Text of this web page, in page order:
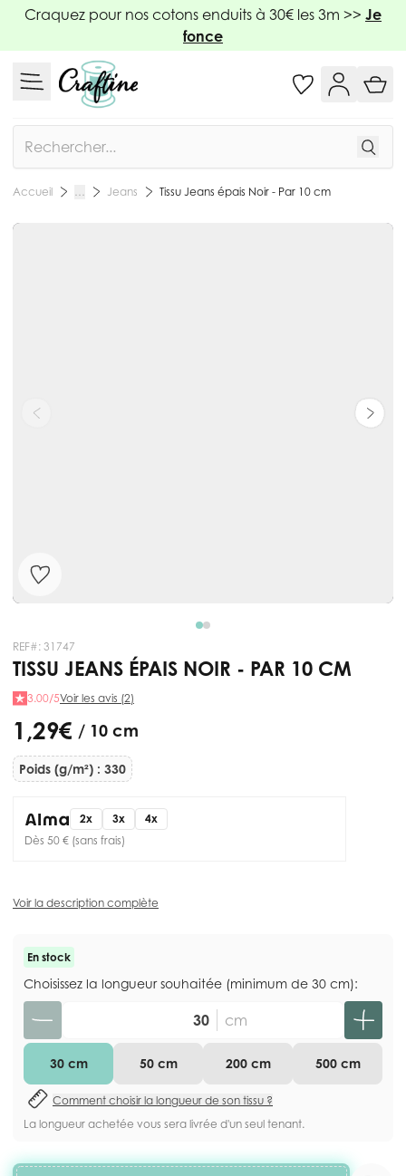
Allez au contenu
Craquez pour nos cotons enduits à 30€ les 3m >> Je
fonce
Accueil … Jeans Tissu Jeans épais Noir - Par 10 cm
REF#: 31747
TISSU JEANS ÉPAIS NOIR - PAR 10 CM
3.00/5Voir les avis (2)
1,29 € / 10 cm
Poids (g/m²) : 330
2x 3x
4x
Dès 50 € (sans frais)
Voir la description complète
En stock
Choisissez la longueur souhaitée (minimum de 30 cm):
cm
30 cm 50 cm 200 cm 500 cm
Comment choisir la longueur de son tissu ?
La longueur achetée vous sera livrée d'un seul tenant.